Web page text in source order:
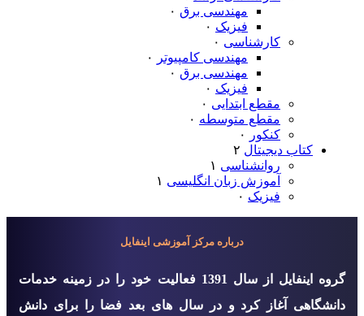
مهندسی برق ۰
فیزیک ۰
کارشناسی ۰
مهندسی کامپیوتر
۰
مهندسی برق ۰
فیزیک ۰
مقطع ابتدایی ۰
مقطع متوسطه ۰
کنکور
۰
کتاب دیجیتال ۲
روانشناسی ۱
آموزش زبان انگلیسی ۱
فیزیک ۰
درباره مرکز آموزشی اینفایل
گروه اينفايل از سال 1391 فعالیت خود را در زمینه خدمات
دانشگاهی آغاز کرد و در سال های بعد فضا را برای دانش